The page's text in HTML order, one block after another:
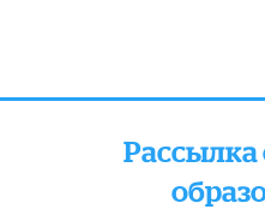
Рассылка